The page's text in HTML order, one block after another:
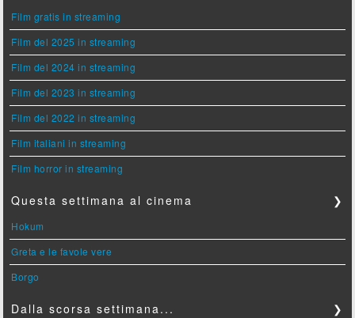
Film gratis in streaming
Film del 2025 in streaming
Film del 2024 in streaming
Film del 2023 in streaming
Film del 2022 in streaming
Film italiani in streaming
Film horror in streaming
Questa settimana al cinema ❯
Hokum
Greta e le favole vere
Borgo
Dalla scorsa settimana... ❯